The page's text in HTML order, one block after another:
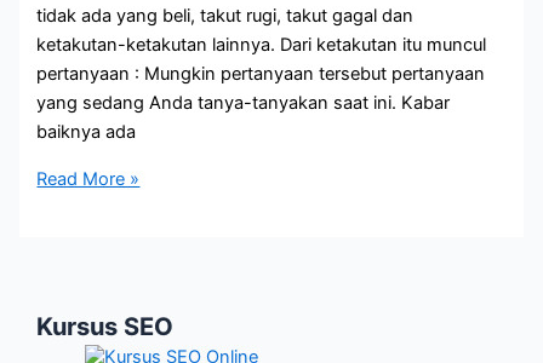
tidak ada yang beli, takut rugi, takut gagal dan
ketakutan-ketakutan lainnya. Dari ketakutan itu muncul
pertanyaan : Mungkin pertanyaan tersebut pertanyaan
yang sedang Anda tanya-tanyakan saat ini. Kabar
baiknya ada
Cara
Menguntungkan
Read More »
Kursus SEO